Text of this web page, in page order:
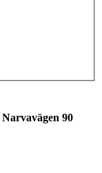
Narvavägen 90